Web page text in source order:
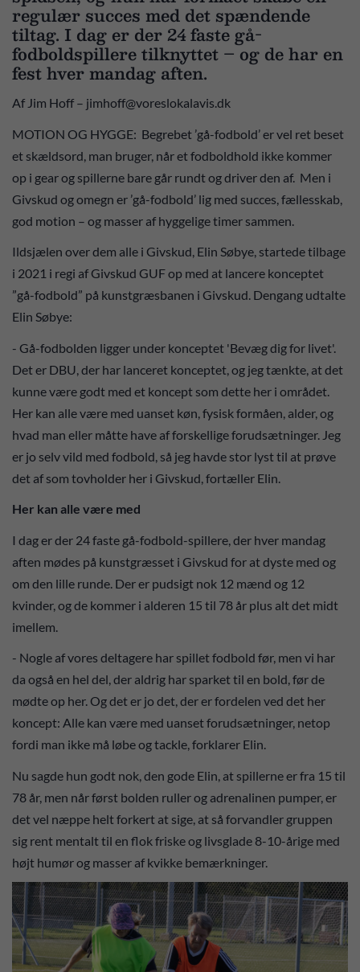
regulær succes med det spændende
tiltag. I dag er der 24 faste gå-
fodboldspillere tilknyttet – og de har en
fest hver mandag aften.
Af Jim Hoff – jimhoff@voreslokalavis.dk
MOTION OG HYGGE: Begrebet ’gå-fodbold’ er vel ret beset
et skældsord, man bruger, når et fodboldhold ikke kommer
op i gear og spillerne bare går rundt og driver den af. Men i
Givskud og omegn er ’gå-fodbold’ lig med succes, fællesskab,
god motion – og masser af hyggelige timer sammen.
Ildsjælen over dem alle i Givskud, Elin Søbye, startede tilbage
i 2021 i regi af Givskud GUF op med at lancere konceptet
”gå-fodbold” på kunstgræsbanen i Givskud. Dengang udtalte
Elin Søbye:
- Gå-fodbolden ligger under konceptet 'Bevæg dig for livet'.
Det er DBU, der har lanceret konceptet, og jeg tænkte, at det
kunne være godt med et koncept som dette her i området.
Her kan alle være med uanset køn, fysisk formåen, alder, og
hvad man eller måtte have af forskellige forudsætninger. Jeg
er jo selv vild med fodbold, så jeg havde stor lyst til at prøve
det af som tovholder her i Givskud, fortæller Elin.
Her kan alle være med
I dag er der 24 faste gå-fodbold-spillere, der hver mandag
aften mødes på kunstgræsset i Givskud for at dyste med og
om den lille runde. Der er pudsigt nok 12 mænd og 12
kvinder, og de kommer i alderen 15 til 78 år plus alt det midt
imellem.
- Nogle af vores deltagere har spillet fodbold før, men vi har
da også en hel del, der aldrig har sparket til en bold, før de
mødte op her. Og det er jo det, der er fordelen ved det her
koncept: Alle kan være med uanset forudsætninger, netop
fordi man ikke må løbe og tackle, forklarer Elin.
Nu sagde hun godt nok, den gode Elin, at spillerne er fra 15 til
78 år, men når først bolden ruller og adrenalinen pumper, er
det vel næppe helt forkert at sige, at så forvandler gruppen
sig rent mentalt til en flok friske og livsglade 8-10-årige med
højt humør og masser af kvikke bemærkninger.